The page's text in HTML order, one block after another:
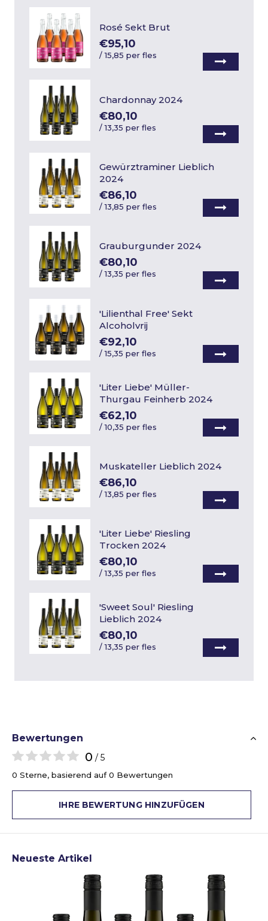
Rosé Sekt Brut
€95,10
/15,85 per fles
Chardonnay 2024
€80,10
/13,35 per fles
Gewürztraminer Lieblich
2024
€86,10
/13,85 per fles
Grauburgunder 2024
€80,10
/13,35 per fles
'Lilienthal Free' Sekt
Alcoholvrij
€92,10
/15,35 per fles
'Liter Liebe' Müller-
Thurgau Feinherb 2024
€62,10
/10,35 per fles
Muskateller Lieblich 2024
€86,10
/13,85 per fles
'Liter Liebe' Riesling
Trocken 2024
€80,10
/13,35 per fles
'Sweet Soul' Riesling
Lieblich 2024
€80,10
/13,35 per fles
Bewertungen
0 / 5
0 Sterne, basierend auf 0 Bewertungen
IHRE BEWERTUNG HINZUFÜGEN
Neueste Artikel